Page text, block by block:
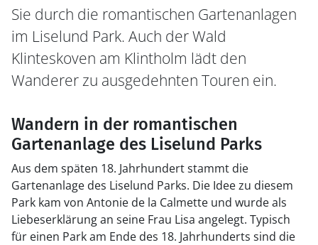
Sie durch die romantischen Gartenanlagen
im Liselund Park. Auch der Wald
Klinteskoven am Klintholm lädt den
Wanderer zu ausgedehnten Touren ein.
Wandern in der romantischen
Gartenanlage des Liselund Parks
Aus dem späten 18. Jahrhundert stammt die
Gartenanlage des Liselund Parks. Die Idee zu diesem
Park kam von Antonie de la Calmette und wurde als
Liebeserklärung an seine Frau Lisa angelegt. Typisch
für einen Park am Ende des 18. Jahrhunderts sind die